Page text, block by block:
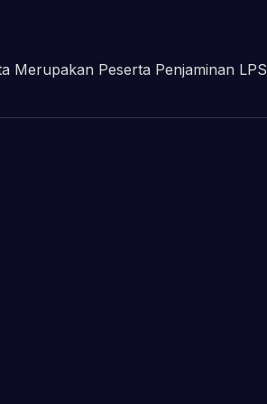
Merupakan Peserta Penjaminan LPS